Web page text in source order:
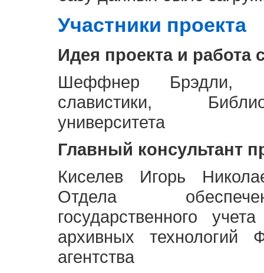
Участники проекта
Идея проекта и работа
Шеффнер Брэдли,
славистики,
университета
Главный консультант
Киселев Игорь
Отдела
государственного
архивных технологий
агентства